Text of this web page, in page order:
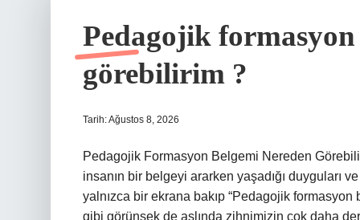
Pedagojik
görebilirim ?
Tarih: Ağustos 8, 2026
Pedagojik Formasyon Belgemi Nereden
insanın bir belgeyi ararken yaşadığı duyguları
yalnızca bir ekrana bakıp “Pedagojik
gibi görünsek de aslında zihnimizin çok daha